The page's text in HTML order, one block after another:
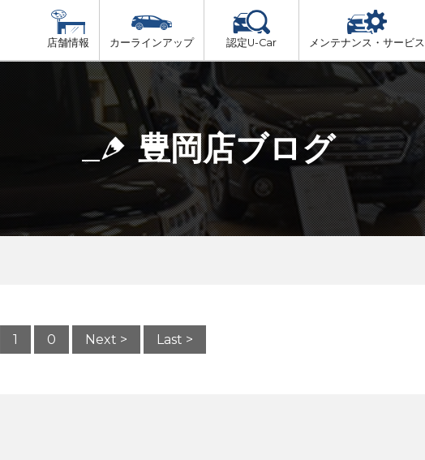
店舗情報
店舗一覧 但馬
播磨
阪神方面
カーラインアップ 認定U-Car メンテナンス・サービス
ビス
ップ
車検（法定24か月点検）
法定 12ヶ月 点検
6ヶ月ごとの セーフティ チェック
車検 3ヶ月前 無料診断
豊岡店ブログ
1 0 Next > Last >